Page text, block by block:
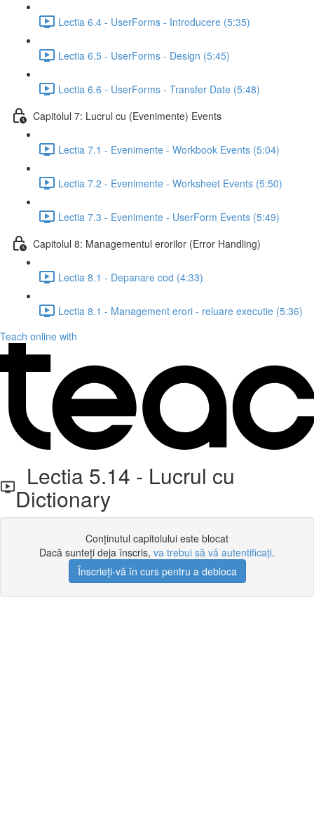
Lectia 6.4 - UserForms - Introducere (5:35)
Lectia 6.5 - UserForms - Design (5:45)
Lectia 6.6 - UserForms - Transfer Date (5:48)
Capitolul 7: Lucrul cu (Evenimente) Events
Lectia 7.1 - Evenimente - Workbook Events (5:04)
Lectia 7.2 - Evenimente - Worksheet Events (5:50)
Lectia 7.3 - Evenimente - UserForm Events (5:49)
Capitolul 8: Managementul erorilor (Error Handling)
Lectia 8.1 - Depanare cod (4:33)
Lectia 8.1 - Management erori - reluare executie (5:36)
Teach online with
Lectia 5.14 - Lucrul cu
Dictionary
Conținutul capitolului este blocat
Dacă sunteți deja înscris, va trebui să vă autentificați.
Înscrieți-vă în curs pentru a debloca